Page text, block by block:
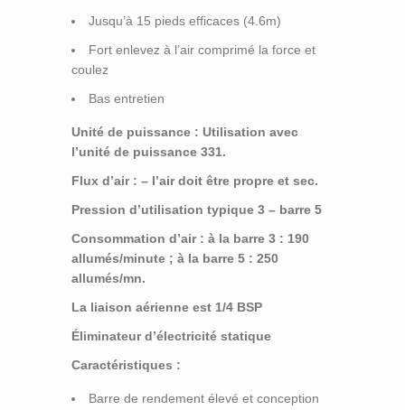
Jusqu’à 15 pieds efficaces (4.6m)
Fort enlevez à l’air comprimé la force et
coulez
Bas entretien
Unité de puissance : Utilisation avec
l’unité de puissance 331.
Flux d’air : – l’air doit être propre et sec.
Pression d’utilisation typique 3 – barre 5
Consommation d’air : à la barre 3 : 190
allumés/minute ; à la barre 5 : 250
allumés/mn.
La liaison aérienne est 1/4 BSP
Éliminateur d’électricité statique
Caractéristiques :
Barre de rendement élevé et conception